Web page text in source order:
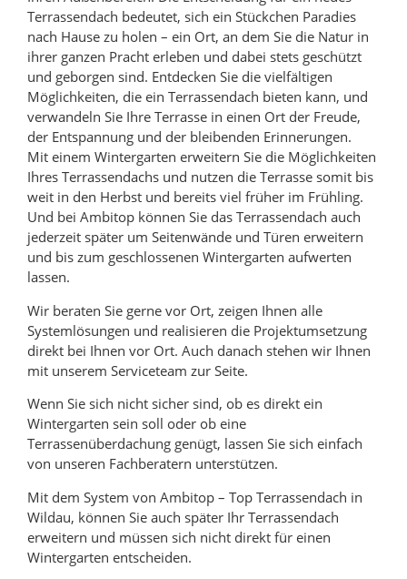
Terrassendach bedeutet, sich ein Stückchen Paradies
nach Hause zu holen – ein Ort, an dem Sie die Natur in
ihrer ganzen Pracht erleben und dabei stets geschützt
und geborgen sind. Entdecken Sie die vielfältigen
Möglichkeiten, die ein Terrassendach bieten kann, und
verwandeln Sie Ihre Terrasse in einen Ort der Freude,
der Entspannung und der bleibenden Erinnerungen.
Mit einem Wintergarten erweitern Sie die Möglichkeiten
Ihres Terrassendachs und nutzen die Terrasse somit bis
weit in den Herbst und bereits viel früher im Frühling.
Und bei Ambitop können Sie das Terrassendach auch
jederzeit später um Seitenwände und Türen erweitern
und bis zum geschlossenen Wintergarten aufwerten
lassen.
Wir beraten Sie gerne vor Ort, zeigen Ihnen alle
Systemlösungen und realisieren die Projektumsetzung
direkt bei Ihnen vor Ort. Auch danach stehen wir Ihnen
mit unserem Serviceteam zur Seite.
Wenn Sie sich nicht sicher sind, ob es direkt ein
Wintergarten sein soll oder ob eine
Terrassenüberdachung genügt, lassen Sie sich einfach
von unseren Fachberatern unterstützen.
Mit dem System von Ambitop – Top Terrassendach in
Wildau, können Sie auch später Ihr Terrassendach
erweitern und müssen sich nicht direkt für einen
Wintergarten entscheiden.